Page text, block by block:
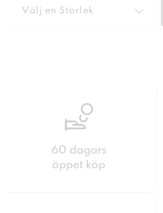
Välj en Storlek
60 dagars
öppet köp